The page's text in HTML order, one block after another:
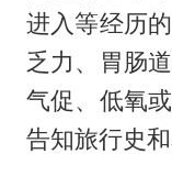
进入等经历
乏力、胃肠
气促、低氧
告知旅行史和